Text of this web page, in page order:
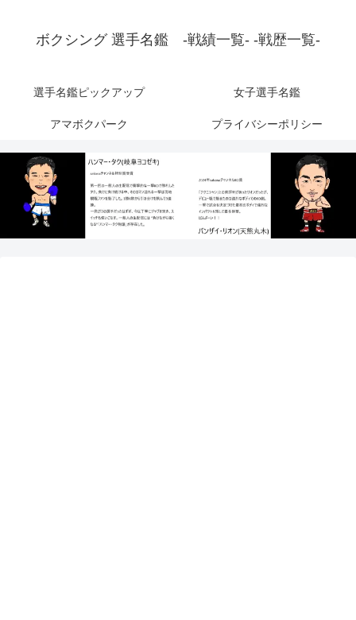
ボクシング 選手名鑑 -戦績一覧- -戦歴一覧-
選手名鑑ピックアップ 女子選手名鑑
アマボクパーク プライバシーポリシー